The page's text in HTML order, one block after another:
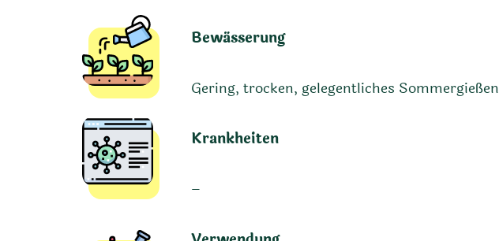
Bewässerung
Gering, trocken, gelegentliches Sommergießen
Krankheiten
–